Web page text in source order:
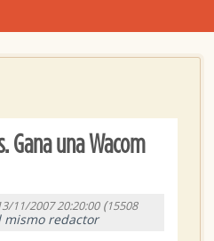
Gana una Wacom
11/2007 20:20:00(15508
mismo redactor